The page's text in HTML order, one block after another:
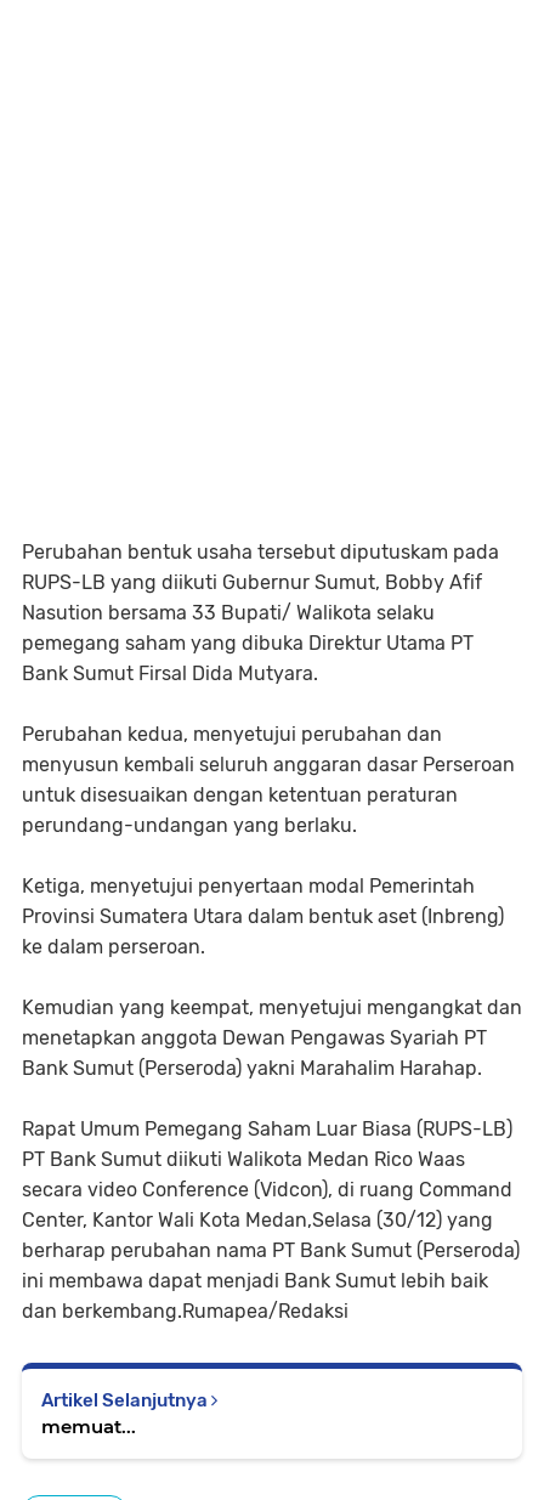
Perubahan bentuk usaha tersebut diputuskam pada
RUPS-LB yang diikuti Gubernur Sumut, Bobby Afif
Nasution bersama 33 Bupati/ Walikota selaku
pemegang saham yang dibuka Direktur Utama PT
Bank Sumut Firsal Dida Mutyara.
Perubahan kedua, menyetujui perubahan dan
menyusun kembali seluruh anggaran dasar Perseroan
untuk disesuaikan dengan ketentuan peraturan
perundang-undangan yang berlaku.
Ketiga, menyetujui penyertaan modal Pemerintah
Provinsi Sumatera Utara dalam bentuk aset (Inbreng)
ke dalam perseroan.
Kemudian yang keempat, menyetujui mengangkat dan
menetapkan anggota Dewan Pengawas Syariah PT
Bank Sumut (Perseroda) yakni Marahalim Harahap.
Rapat Umum Pemegang Saham Luar Biasa (RUPS-LB)
PT Bank Sumut diikuti Walikota Medan Rico Waas
secara video Conference (Vidcon), di ruang Command
Center, Kantor Wali Kota Medan,Selasa (30/12) yang
berharap perubahan nama PT Bank Sumut (Perseroda)
ini membawa dapat menjadi Bank Sumut lebih baik
dan berkembang.Rumapea/Redaksi
Artikel Selanjutnya
memuat...